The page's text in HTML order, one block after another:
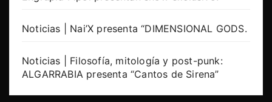
Noticias | Nai’X presenta “DIMENSIONAL GODS.
Noticias | Filosofía, mitología y post-punk:
ALGARRABIA presenta “Cantos de Sirena”